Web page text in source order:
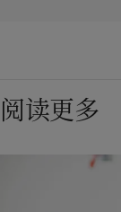
阅读更多